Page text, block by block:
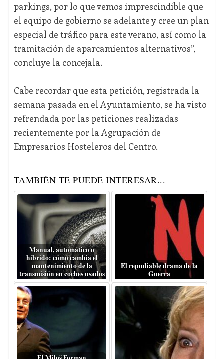
parkings, por lo que vemos imprescindible que
el equipo de gobierno se adelante y cree un plan
especial de tráfico para este verano, así como la
tramitación de aparcamientos alternativos”,
concluye la concejala.
Cabe recordar que esta petición, registrada la
semana pasada en el Ayuntamiento, se ha visto
refrendada por las peticiones realizadas
recientemente por la Agrupación de
Empresarios Hosteleros del Centro.
TAMBIÉN TE PUEDE INTERESAR...
Manual, automático o
híbrido: cómo cambia el
mantenimiento de la
transmisión en coches usados
El repudiable drama de la
Guerra